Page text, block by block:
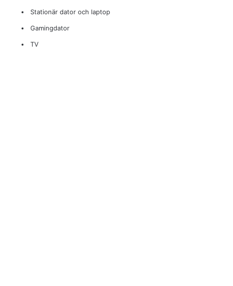
Stationär dator och laptop
Gamingdator
TV